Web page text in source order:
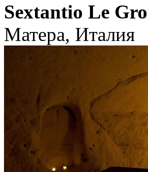
Sextantio Le
Матера, Италия